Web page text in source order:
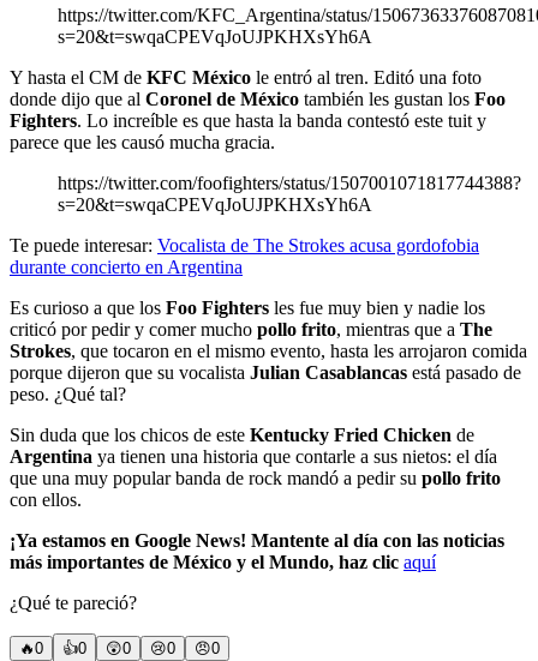
https://twitter.com/KFC_Argentina/status/
s=20&t=swqaCPEVqJoUJPKHXsYh6A
Y hasta el CM de KFC México le entró al tren. Editó una foto
donde dijo que al Coronel de México también les gustan los Foo
Fighters. Lo increíble es que hasta la banda contestó este tuit y
parece que les causó mucha gracia.
https://twitter.com/foofighters/status/1507001071817744388?
s=20&t=swqaCPEVqJoUJPKHXsYh6A
Te puede interesar: Vocalista de The Strokes acusa gordofobia
durante concierto en Argentina
Es curioso a que los Foo Fighters les fue muy bien y nadie los
criticó por pedir y comer mucho pollo frito, mientras que a The
Strokes, que tocaron en el mismo evento, hasta les arrojaron comida
porque dijeron que su vocalista Julian Casablancas está pasado de
peso. ¿Qué tal?
Sin duda que los chicos de este Kentucky Fried Chicken de
Argentina ya tienen una historia que contarle a sus nietos: el día
que una muy popular banda de rock mandó a pedir su pollo frito
con ellos.
¡Ya estamos en Google News! Mantente al día con las noticias
más importantes de México y el Mundo, haz clic aquí
¿Qué te pareció?
🔥0 👍0 😲0 😢0 😠0